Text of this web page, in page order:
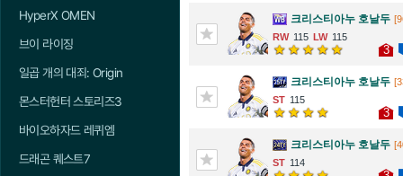
HyperX OMEN
브이 라이징
일곱 개의 대죄: Origin
몬스터헌터 스토리즈3
바이오하자드 레퀴엠
드래곤 퀘스트7
크리스티아누 호날두
115
115
3
크리스티아누 호날두
115
3
크리스티아누 호날두
114